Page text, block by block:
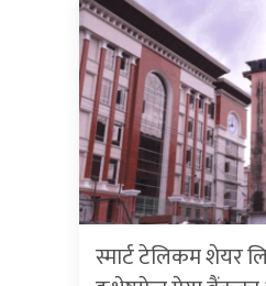
स्मार्ट टेलिकम शेयर